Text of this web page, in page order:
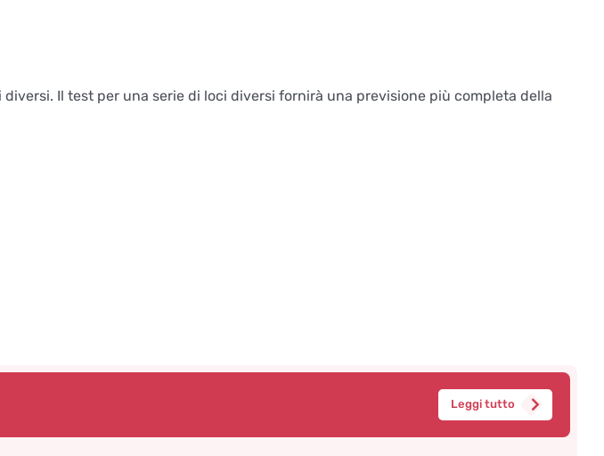
Il test per una serie di loci diversi fornirà una previsione più completa della
Leggi tutto